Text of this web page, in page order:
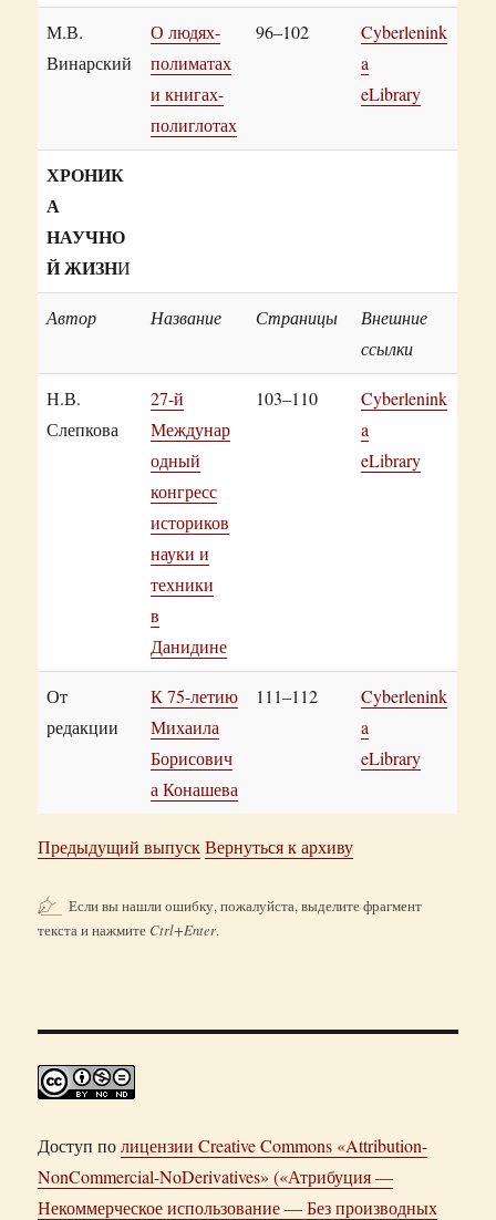
М.В.
Винарский
О людях-
полиматах
и книгах-
полиглотах
96–102
Cyberlenink
a
eLibrary
ХРОНИК
А
НАУЧНО
Й ЖИЗНИ
Автор Название Страницы
Внешние
ссылки
Н.В.
Слепкова
27-й
Междунар
одный
конгресс
историков
науки и
техники
в
Данидине
103–110
Cyberlenink
a
eLibrary
От
редакции
К 75-летию
Михаила
Борисович
а Конашева
111–112
Cyberlenink
a
eLibrary
Предыдущий выпуск Вернуться к архиву
Если вы нашли ошибку, пожалуйста, выделите фрагмент
текста и нажмите Ctrl+Enter.
Доступ полицензии Creative Commons «Attribution-
NonCommercial-NoDerivatives» («Атрибуция —
Некоммерческое использование — Без производных